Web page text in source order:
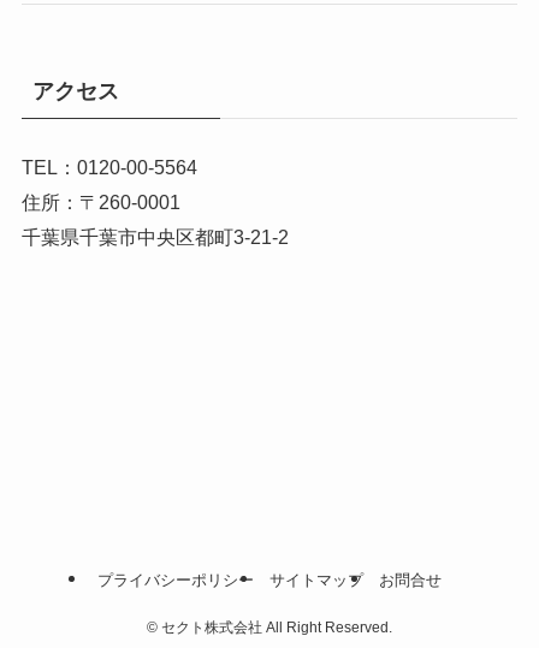
アクセス
TEL：0120-00-5564
住所：〒260-0001
千葉県千葉市中央区都町3-21-2
プライバシーポリシー サイトマップ お問合せ
© セクト株式会社 All Right Reserved.